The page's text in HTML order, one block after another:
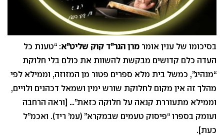
בסיכומו של ענין אומר מרן הגר”ד קוק שליט”א: “טענת כל
העדה כלם קדושים מבקשת להשוות את כולם בלי חלוקת
“מנהיג”, כמשל בית מלא ספרים פטור מן המזוזה, וממילא לפי
מהלך זה אין מקום לחלוקת שורש ימין ושמאל דכהנים ולויים,
וממילא מתעוררת קנאה על חלוקה כזאת”… [וראה הרחבה
ועומק בספרו “פיסוק טעמים שבמקרא” (עמ’ ריד). ואכמ”ל
כעת].